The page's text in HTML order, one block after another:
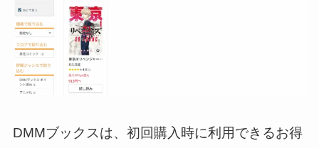
DMMブックスは、初回購入時に利用できるお得